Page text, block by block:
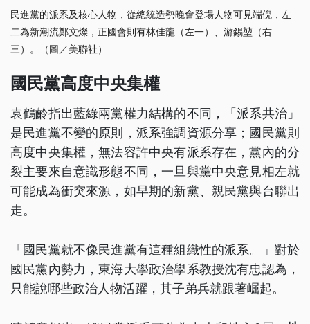
民進黨的派系及核心人物，從總統造勢晚會登場人物可見端倪，左
二為新潮流鄭文燦，正國會則有林佳龍（左一）、游錫堃（右
三）。（圖／美聯社）
國民黨高度中央集權
袁鶴齡指出藍綠兩黨權力結構的不同，「派系共治」
是民進黨不變的原則，派系強調資源分享；國民黨則
高度中央集權，無法容許中央有派系存在，黨內的分
裂主要來自意識形態不同，一旦與黨中央意見相左就
可能成為衝突來源，如早期的新黨、親民黨與台聯出
走。
「國民黨就不像民進黨有這種組織性的派系。」對於
國民黨內勢力，東海大學政治學系教授沈有忠認為，
只能說哪些政治人物活躍，其子弟兵就跟著崛起。